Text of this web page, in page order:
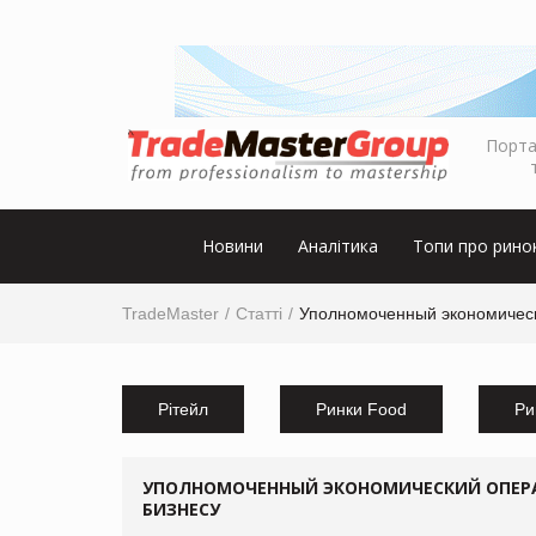
Новини Аналітика Топи про
TradeMaster Статті Уполномоченный
Рітейл Ринки Food
УПОЛНОМОЧЕННЫЙ ЭКОНОМИЧЕСКИЙ
БИЗНЕСУ